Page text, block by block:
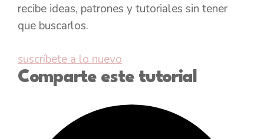
recibe ideas, patrones y tutoriales sin tener
que buscarlos.
suscríbete a lo nuevo
Comparte este tutorial